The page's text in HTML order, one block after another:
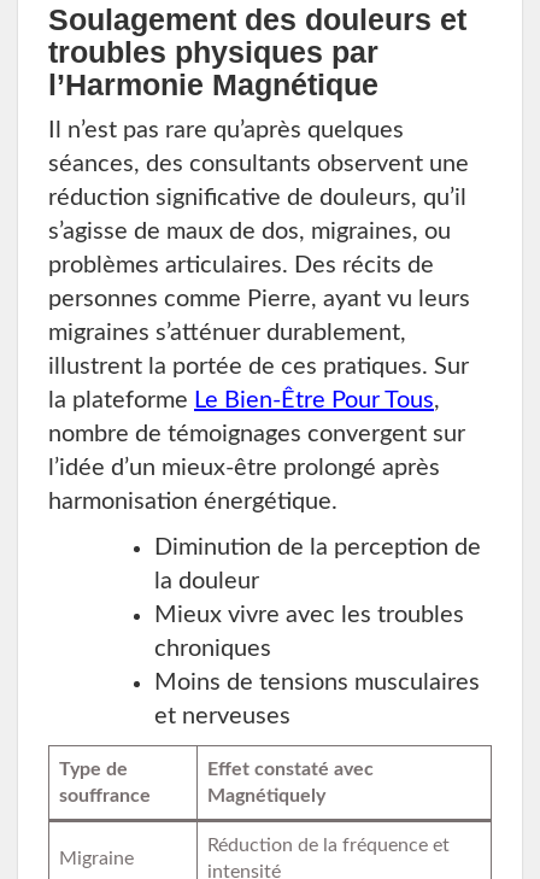
Soulagement des douleurs et
troubles physiques par
l’Harmonie Magnétique
Il n’est pas rare qu’après quelques
séances, des consultants observent une
réduction significative de douleurs, qu’il
s’agisse de maux de dos, migraines, ou
problèmes articulaires. Des récits de
personnes comme Pierre, ayant vu leurs
migraines s’atténuer durablement,
illustrent la portée de ces pratiques. Sur
la plateforme Le Bien-Être Pour Tous,
nombre de témoignages convergent sur
l’idée d’un mieux-être prolongé après
harmonisation énergétique.
Diminution de la perception de
la douleur
Mieux vivre avec les troubles
chroniques
Moins de tensions musculaires
et nerveuses
Type de
souffrance
Effet constaté avec
Magnétiquely
Migraine
Réduction de la fréquence et
intensité